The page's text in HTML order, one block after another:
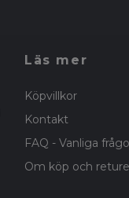
Läs mer
Köpvillkor
Kontakt
FAQ - Vanliga
Om köp och